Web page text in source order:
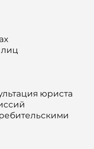
юриста